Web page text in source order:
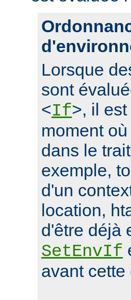
Lorsque
sont
<If>, il
moment
dans le
exemple,
d'un
location,
d'être déjà
SetEnvIf
avant cette